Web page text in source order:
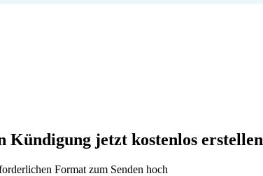
Kündigung jetzt kostenlos erstellen
Format zum Senden hoch